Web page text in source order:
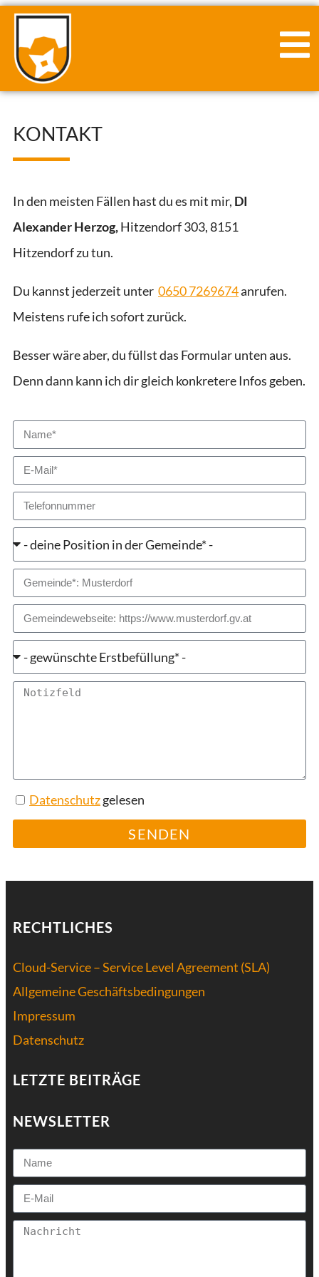
KONTAKT
In den meisten Fällen hast du es mit mir, DI
Alexander Herzog,Hitzendorf 303,8151
Hitzendorfzu tun.
Du kannst jederzeit unter 0650 7269674anrufen.
Meistens rufe ich sofort zurück.
Besser wäre aber, du füllst das Formular unten aus.
Denn dann kann ich dir gleich konkretere Infos geben.
Datenschutzgelesen
SENDEN
RECHTLICHES
Cloud-Service – Service Level Agreement (SLA)
Allgemeine Geschäftsbedingungen
Impressum
Datenschutz
LETZTE BEITRÄGE
NEWSLETTER